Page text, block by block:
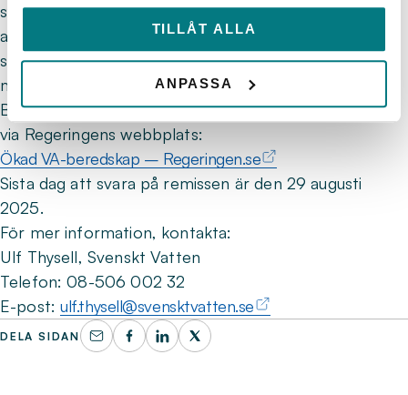
TILLÅT ALLA
ANPASSA
synpunkter och inspel i förväg, men det går även bra
att lämna dem under seminariet. Anmälan till
seminariet sker via e-post tillUlf Thysell
. En länk till
mötet skickas ut dagen innan.
Betänkandet "Ökad VA-beredskap" finns att ladda ner
via Regeringens webbplats:
Ökad VA-beredskap – Regeringen.se
Sista dag att svara på remissen är den 29 augusti
2025.
För mer information, kontakta:
Ulf Thysell, Svenskt Vatten
Telefon: 08-506 002 32
E-post:ulf.thysell@svensktvatten.se
DELA SIDAN